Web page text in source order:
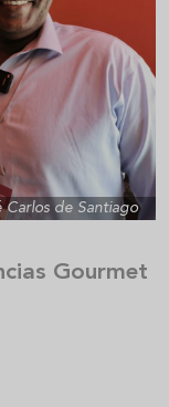
Carlos de Santiago
Gourmet